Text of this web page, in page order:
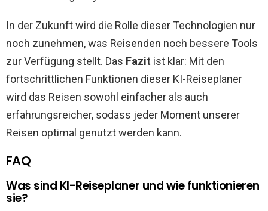
In der Zukunft wird die Rolle dieser Technologien nur
noch zunehmen, was Reisenden noch bessere Tools
zur Verfügung stellt. Das Fazit ist klar: Mit den
fortschrittlichen Funktionen dieser KI-Reiseplaner
wird das Reisen sowohl einfacher als auch
erfahrungsreicher, sodass jeder Moment unserer
Reisen optimal genutzt werden kann.
FAQ
Was sind KI-Reiseplaner und wie funktionieren
sie?